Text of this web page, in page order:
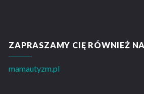
ZAPRASZAMY CIĘ RÓWNIEŻ
mamautyzm.pl